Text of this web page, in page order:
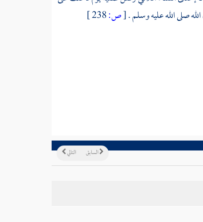
صلى الله عليه وسلم .[ص:
التالي السابق